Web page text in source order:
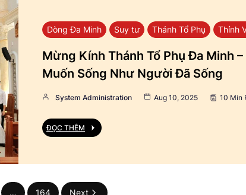
Dòng Đa Minh Suy tư Thánh Tổ Phụ Thỉnh
Mừng Kính Thánh Tổ Phụ Đa Minh –
Muốn Sống Như Người Đã Sống
System Administration Aug 10, 2025 10 Min
ĐỌC THÊM
… 164 Next